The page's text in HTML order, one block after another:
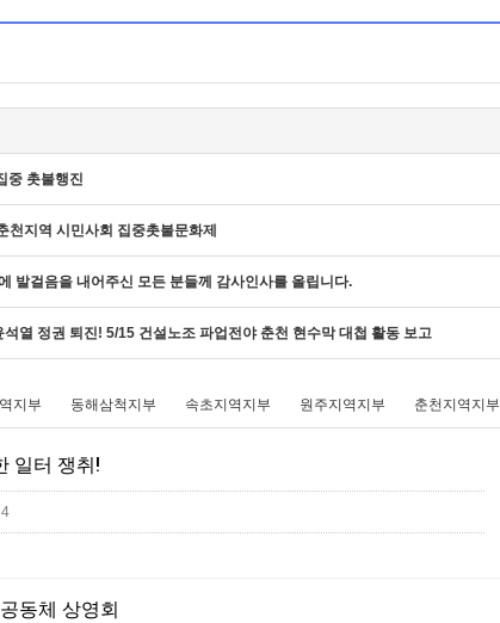
중 촛불행진
지역 시민사회 집중촛불문화제
발걸음을 내어주신 모든 분들께 감사인사를 올립니다.
열 정권 퇴진! 5/15 건설노조 파업전야 춘천 현수막 대첩 활동 보고
지부 동해삼척지부 속초지역지부 원주지역지부 춘천지역지부
일터 쟁취!
동체 상영회